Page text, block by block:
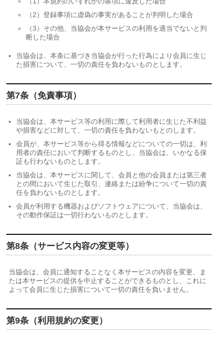
（2）登録事項に虚偽の事実があることが判明した場合
（3）その他、当協会が本サービスの利用を適当でないと判
断した場合
当協会は、本条に基づき当協会が行った行為により会員に生じ
た損害について、一切の責任を負わないものとします。
第7条（免責事項）
当協会は、本サービス等の利用に際して利用者に生じた不利益
や損害などに対して、一切の責任を負わないもとのします。
会員が、本サービス等から得る情報などについての一切は、利
用者の責任において判断するものとし、当協会は、いかなる保
証も行わないものとします。
当協会は、本サービスに関して、会員と他の会員または第三者
との間において生じた取引、連絡または紛争について一切の責
任を負わないものとします。
会員が利用する機器およびソフトウェアについて、当協会は、
その動作保証は一切行わないものとします。
第8条（サービス内容の変更等）
当協会は、会員に通知することなく本サービスの内容を変更、ま
たは本サービスの提供を中止することができるものとし、これに
よって会員に生じた損害について一切の責任を負いません。
第9条（利用規約の変更）